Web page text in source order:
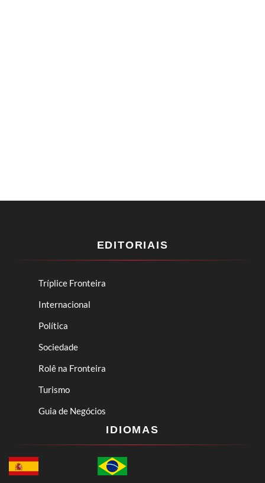
EDITORIAIS
Tríplice Fronteira
Internacional
Política
Sociedade
Rolê na Fronteira
Turismo
Guia de Negócios
IDIOMAS